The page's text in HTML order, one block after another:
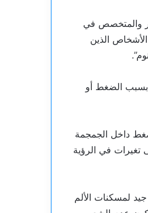
والمتخصص في
الذين
بسبب الضغط أو
داخل الجمجمة
تغيرات في الرؤية
لمسكنات الألم